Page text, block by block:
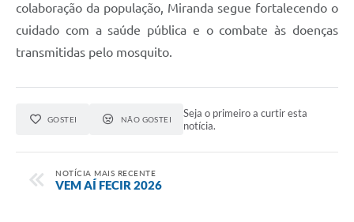
colaboração da população, Miranda segue fortalecendo o
cuidado com a saúde pública e o combate às doenças
transmitidas pelo mosquito.
GOSTEI NÃO GOSTEI
Seja o primeiro a curtir esta
notícia.
NOTÍCIA MAIS RECENTE
VEM AÍ FECIR 2026